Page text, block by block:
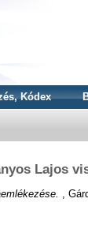
Kódex
Lajos
,